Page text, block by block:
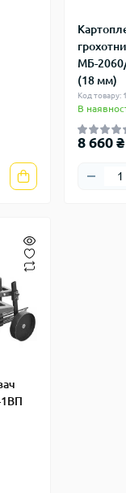
МБ-
(18 мм)
Код товару:
В
8 660 ₴
1ВП